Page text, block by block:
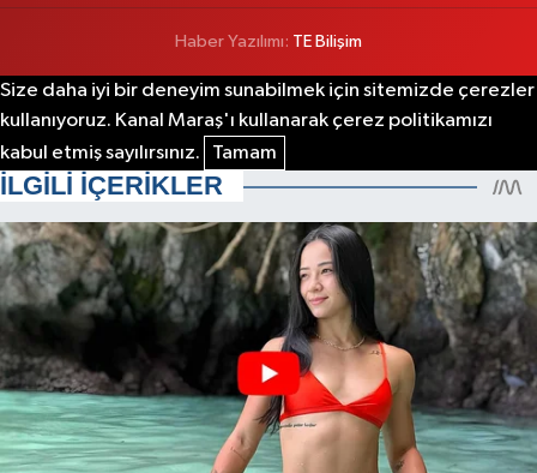
Haber Yazılımı: TE Bilişim
Size daha iyi bir deneyim sunabilmek için sitemizde çerezler
kullanıyoruz. Kanal Maraş'ı kullanarak çerez politikamızı
kabul etmiş sayılırsınız.
Tamam